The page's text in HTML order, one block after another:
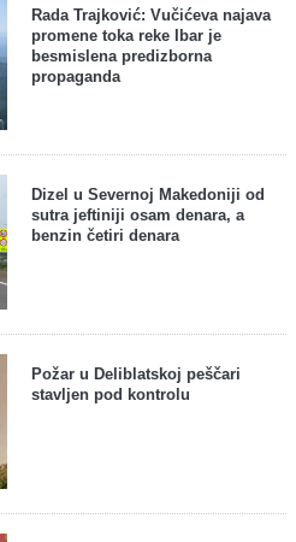
Rada Trajković: Vučićeva najava
promene toka reke Ibar je
besmislena predizborna
propaganda
Dizel u Severnoj Makedoniji od
sutra jeftiniji osam denara, a
benzin četiri denara
Požar u Deliblatskoj peščari
stavljen pod kontrolu